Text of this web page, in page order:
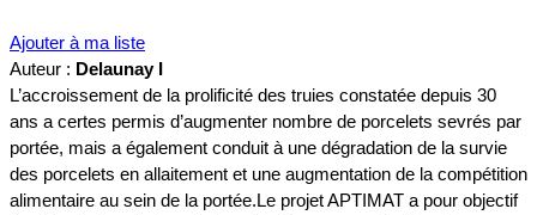
Ajouter à ma liste
Auteur : Delaunay I
L’accroissement de la prolificité des truies constatée depuis 30
ans a certes permis d’augmenter nombre de porcelets sevrés par
portée, mais a également conduit à une dégradation de la survie
des porcelets en allaitement et une augmentation de la compétition
alimentaire au sein de la portée.Le projet APTIMAT a pour objectif